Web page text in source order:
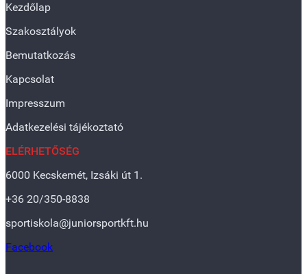
Kezdőlap
Szakosztályok
Bemutatkozás
Kapcsolat
Impresszum
Adatkezelési tájékoztató
ELÉRHETŐSÉG
6000 Kecskemét, Izsáki út 1.
+36 20/350-8838
sportiskola@juniorsportkft.hu
Facebook